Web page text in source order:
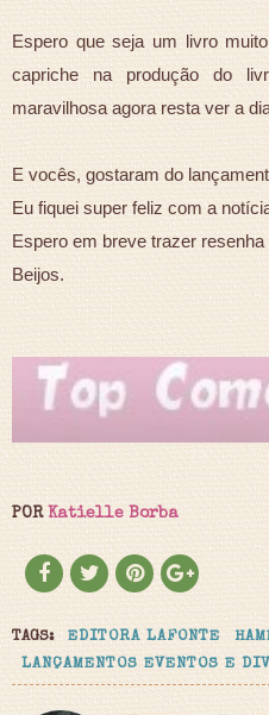
Espero que seja um livro
capriche na produção do
maravilhosa agora resta ver a
E vocês, gostaram do
Eu fiquei super feliz com a
Espero em breve trazer
Beijos.
PORKatielle Borba
TAGS: EDITORA LAFONTE
LANÇAMENTOS EVENTOS E